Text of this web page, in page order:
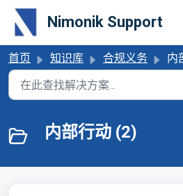
跳过至主要内容
Nimonik Support
首页 知识库 合规义务 内
内部行动 (2)